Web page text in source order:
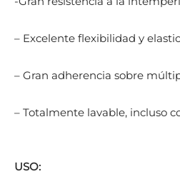
– Excelente flexibilidad y
– Gran adherencia sobre
– Totalmente lavable, incluso
USO: